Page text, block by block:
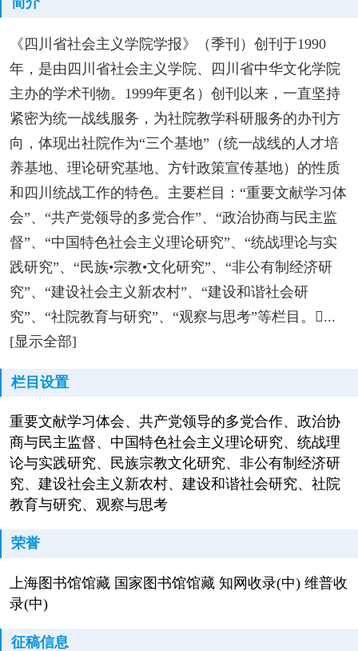
《四川省社会主义学院学报》（季刊）创刊于1990
年，是由四川省社会主义学院、四川省中华文化学院
主办的学术刊物。1999年更名）创刊以来，一直坚持
紧密为统一战线服务，为社院教学科研服务的办刊方
向，体现出社院作为“三个基地”（统一战线的人才培
养基地、理论研究基地、方针政策宣传基地）的性质
和四川统战工作的特色。主要栏目：“重要文献学习体
会”、“共产党领导的多党合作”、“政治协商与民主监
督”、“中国特色社会主义理论研究”、“统战理论与实
践研究”、“民族•宗教•文化研究”、“非公有制经济研
究”、“建设社会主义新农村”、“建设和谐社会研
究”、“社院教育与研究”、“观察与思考”等栏目。...
[显示全部]
栏目设置
重要文献学习体会、共产党领导的多党合作、政治协
商与民主监督、中国特色社会主义理论研究、统战理
论与实践研究、民族宗教文化研究、非公有制经济研
究、建设社会主义新农村、建设和谐社会研究、社院
教育与研究、观察与思考
荣誉
上海图书馆馆藏 国家图书馆馆藏 知网收录(中) 维普收
录(中)
征稿信息